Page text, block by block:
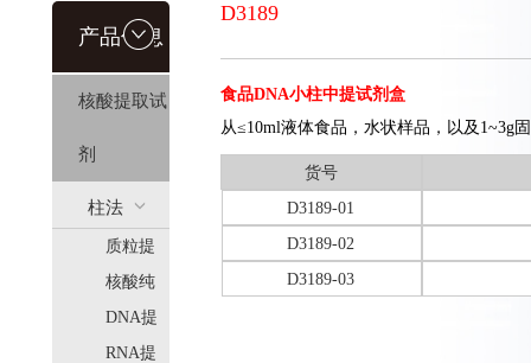
产品信息
核酸提取试
剂
柱法
质粒提
取
核酸纯
化
DNA提
取
RNA提
D3189
食品DNA小柱中提试剂盒
从≤10ml液体食品，水状样品，以及1~3g
货号
D3189-01
D3189-02
D3189-03